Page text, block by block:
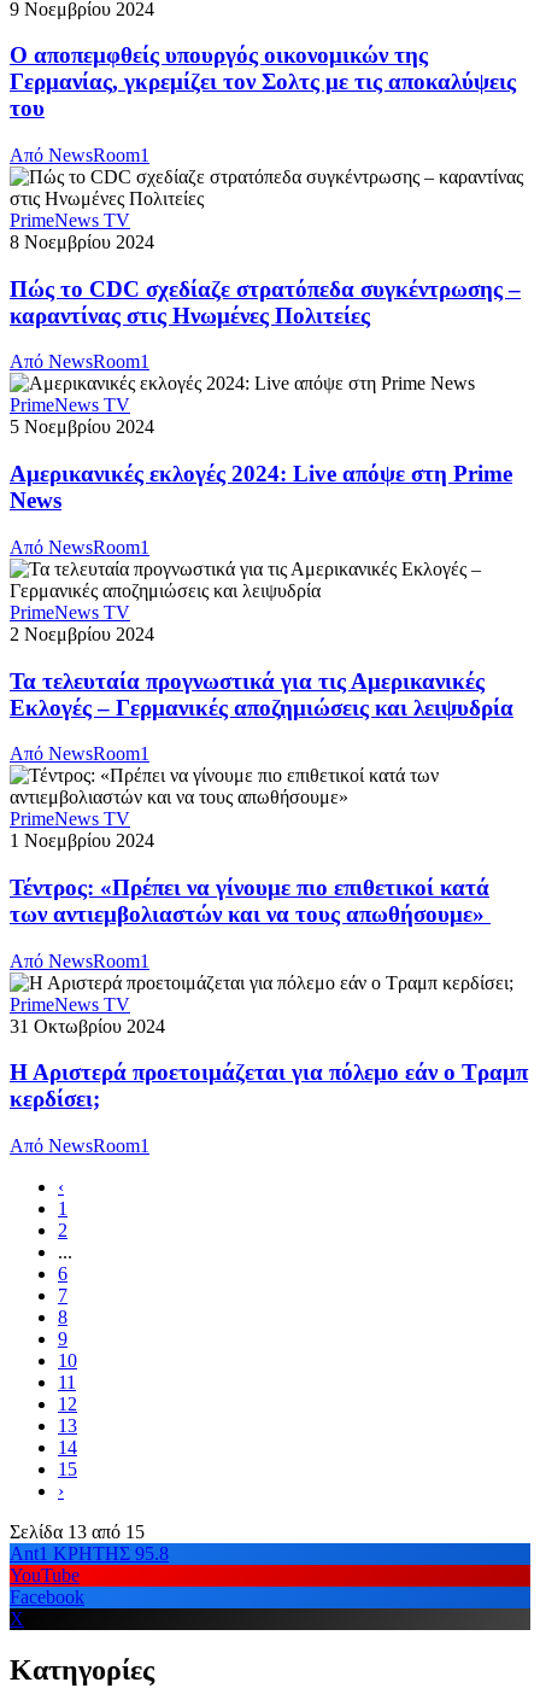
9 Νοεμβρίου 2024
Ο αποπεμφθείς υπουργός οικονομικών της
Γερμανίας, γκρεμίζει τον Σολτς με τις αποκαλύψεις
του
Από NewsRoom1
PrimeNews TV
8 Νοεμβρίου 2024
Πώς το CDC σχεδίαζε στρατόπεδα συγκέντρωσης –
καραντίνας στις Ηνωμένες Πολιτείες
Από NewsRoom1
PrimeNews TV
5 Νοεμβρίου 2024
Αμερικανικές εκλογές 2024: Live απόψε στη Prime
News
Από NewsRoom1
PrimeNews TV
2 Νοεμβρίου 2024
Τα τελευταία προγνωστικά για τις Αμερικανικές
Εκλογές – Γερμανικές αποζημιώσεις και λειψυδρία
Από NewsRoom1
PrimeNews TV
1 Νοεμβρίου 2024
Τέντρος: «Πρέπει να γίνουμε πιο επιθετικοί κατά
των αντιεμβολιαστών και να τους απωθήσουμε»
Από NewsRoom1
PrimeNews TV
31 Οκτωβρίου 2024
Η Αριστερά προετοιμάζεται για πόλεμο εάν ο Τραμπ
κερδίσει;
Από NewsRoom1
‹
1
2
...
6
7
8
9
10
11
12
13
14
15
›
Σελίδα 13 από 15
Ant1 ΚΡΗΤΗΣ 95.8
YouTube
Facebook
X
Κατηγορίες